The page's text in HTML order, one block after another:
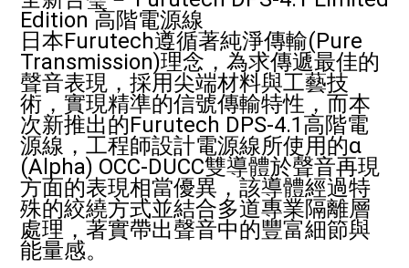
Edition 高階電源線
日本Furutech遵循著純淨傳輸(Pure
Transmission)理念，為求傳遞最佳的
聲音表現，採用尖端材料與工藝技
術，實現精準的信號傳輸特性，而本
次新推出的Furutech DPS-4.1高階電
源線，工程師設計電源線所使用的α
(Alpha) OCC-DUCC雙導體於聲音再現
方面的表現相當優異，該導體經過特
殊的絞繞方式並結合多道專業隔離層
處理，著實帶出聲音中的豐富細節與
能量感。